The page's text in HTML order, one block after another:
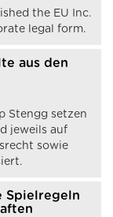
the EU Inc.
legal form.
aus den
Stengg setzen
jeweils auf
sowie
Spielregeln